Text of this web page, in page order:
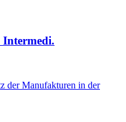
Intermedi.
der Manufakturen in der